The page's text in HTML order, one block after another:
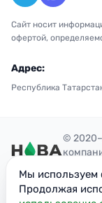
Сайт носит
офертой,
Адрес:
Республика
©
ОГРН: 1207700300851
ИНН: 7716949113
Мы используем
Продолжая